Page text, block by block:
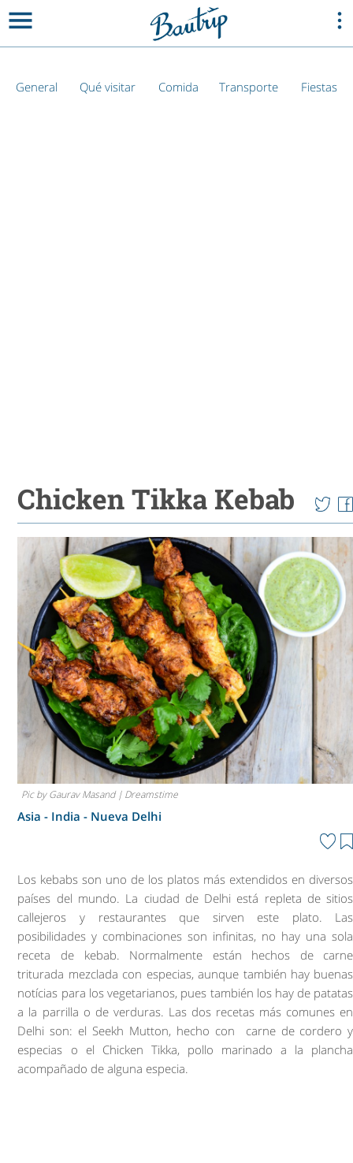
General Qué visitar Comida Transporte Fiestas
Chicken Tikka Kebab
Pic by Gaurav Masand | Dreamstime
Asia - India - Nueva Delhi
Los kebabs son uno de los platos más extendidos en diversos
países del mundo. La ciudad de Delhi está repleta de sitios
callejeros y restaurantes que sirven este plato. Las
posibilidades y combinaciones son infinitas, no hay una sola
receta de kebab. Normalmente están hechos de carne
triturada mezclada con especias, aunque también hay buenas
notícias para los vegetarianos, pues también los hay de patatas
a la parrilla o de verduras. Las dos recetas más comunes en
Delhi son: el Seekh Mutton, hecho con carne de cordero y
especias o el Chicken Tikka, pollo marinado a la plancha
acompañado de alguna especia.